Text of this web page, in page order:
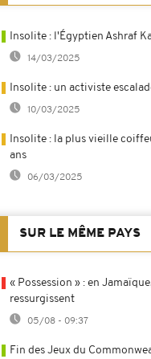
Insolite : l'Égyptien Ashraf
14/03/2025
Insolite : un activiste
10/03/2025
Insolite : la plus vieille
ans
06/03/2025
SUR LE MÊME PAYS
« Possession » : en
ressurgissent
05/08 - 09:37
Fin des Jeux du